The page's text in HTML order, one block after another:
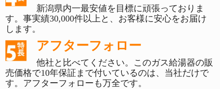
新潟県内一最安値を目標に頑張っておりま
す。事実績30,000件以上と、お客様に安心をお届け
します。
アフターフォロー
他社と比べてください。このガス給湯器の販
売価格で10年保証まで付いているのは、当社だけで
す。アフターフォローも万全です。